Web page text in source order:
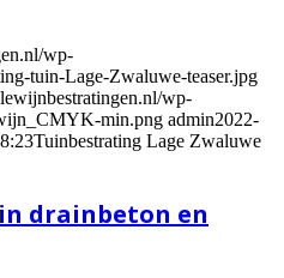
wp-
tuin-Lage-Zwaluwe-teaser.jpg
wp-
min.png admin2022-
Tuinbestrating Lage Zwaluwe
drainbeton en